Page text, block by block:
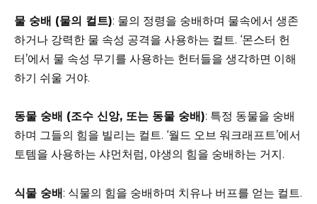
물 숭배 (물의 컬트): 물의 정령을 숭배하며 물속에서 생존
하거나 강력한 물 속성 공격을 사용하는 컬트. ‘몬스터 헌
터’에서 물 속성 무기를 사용하는 헌터들을 생각하면 이해
하기 쉬울 거야.
동물 숭배 (조수 신앙, 또는 동물 숭배): 특정 동물을 숭배
하며 그들의 힘을 빌리는 컬트. ‘월드 오브 워크래프트’에서
토템을 사용하는 샤먼처럼, 야생의 힘을 숭배하는 거지.
식물 숭배: 식물의 힘을 숭배하며 치유나 버프를 얻는 컬트.